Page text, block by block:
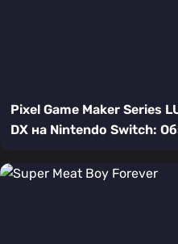
Pixel Game Maker Series
DX на Nintendo Switch: